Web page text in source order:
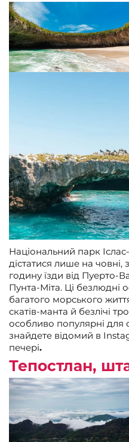
Національний парк
дістатися лише на
годину їзди від Пуерто-
Пунта-Міта. Ці безлюдні
багатого морського
скатів-манта й безлічі
особливо популярні для
знайдете відомий в
печері.
Тепостлан,